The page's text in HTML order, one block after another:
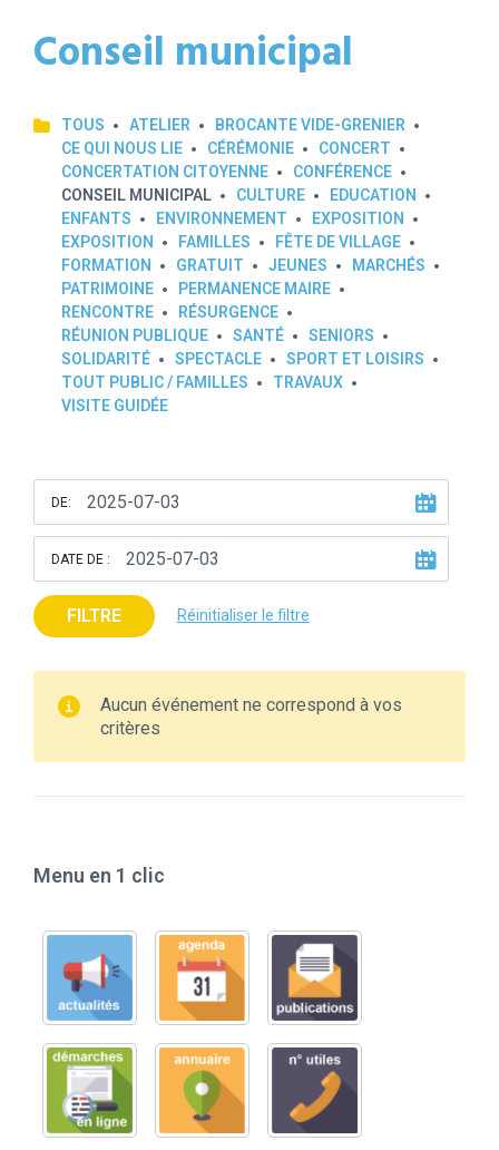
Conseil municipal
TOUS ATELIER
BROCANTE VIDE-GRENIER
CE QUI NOUS LIE
CÉRÉMONIE
CONCERT
CONCERTATION CITOYENNE
CONFÉRENCE
CONSEIL MUNICIPAL
CULTURE
EDUCATION
ENFANTS
ENVIRONNEMENT
EXPOSITION
EXPOSITION
FAMILLES
FÊTE DE VILLAGE
FORMATION
GRATUIT JEUNES
MARCHÉS
PATRIMOINE
PERMANENCE MAIRE
RENCONTRE
RÉSURGENCE
RÉUNION PUBLIQUE
SANTÉ
SENIORS
SOLIDARITÉ
SPECTACLE
SPORT ET LOISIRS
TOUT PUBLIC / FAMILLES
TRAVAUX
VISITE GUIDÉE
DE:
DATE DE :
FILTRE Réinitialiser le filtre
Aucun événement ne correspond à vos
critères
Menu en 1 clic